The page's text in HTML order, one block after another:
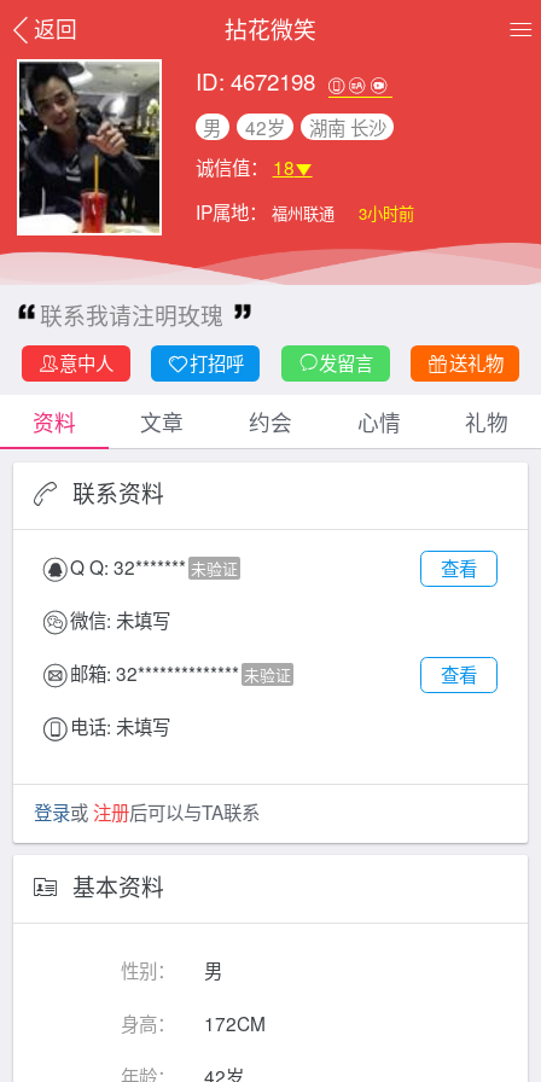
返回
拈花微笑
ID: 4672198
男 42岁
湖南 长沙
诚信值： 18
IP属地：
福州联通 3小时前
联系我请注明玫瑰
意中人 打招呼 发留言 送礼物
资料 文章 约会 心情 礼物
联系资料
Q Q: 32******* 未验证
查看
微信: 未填写
邮箱: 32************** 未验证
查看
电话: 未填写
登录或注册后可以与TA联系
基本资料
性别：
男
身高：
172CM
年龄：
42岁